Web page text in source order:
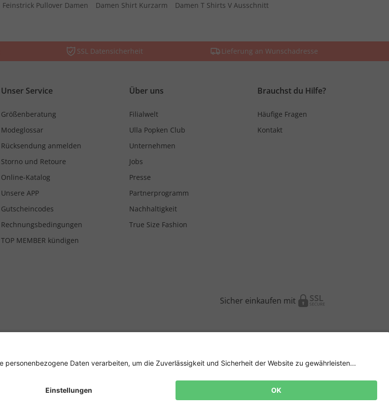
Feinstrick Pullover Damen Damen Shirt Kurzarm
Damen T Shirts V Ausschnitt
SSL Datensicherheit Lieferung an Wunschadresse
Unser Service
Größenberatung
Modeglossar
Rücksendung anmelden
Storno und Retoure
Online-Katalog
Unsere APP
Gutscheincodes
Rechnungsbedingungen
TOP MEMBER kündigen
Über uns
Filialwelt
Ulla Popken Club
Unternehmen
Jobs
Presse
Partnerprogramm
Nachhaltigkeit
True Size Fashion
Brauchst du Hilfe?
Häufige Fragen
Kontakt
Sicher einkaufen mit